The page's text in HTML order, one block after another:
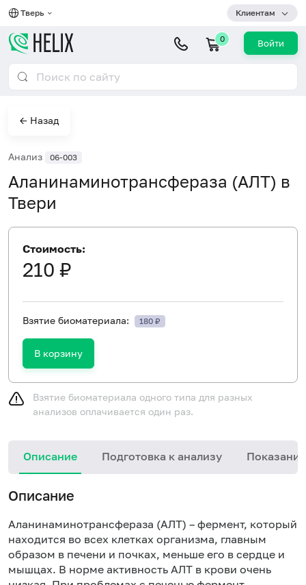
Тверь Клиентам
0 Войти
← Назад
Анализ 06-003
Аланинаминотрансфераза (АЛТ) в
Твери
Стоимость:
210 ₽
Взятие биоматериала: 180 ₽
В корзину
Взятие биоматериала одного типа для разных
анализов оплачивается один раз.
Описание Подготовка к анализу
Описание
Аланинаминотрансфераза (АЛТ) – фермент, который
находится во всех клетках организма, главным
образом в печени и почках, меньше его в сердце и
мышцах. В норме активность АЛТ в крови очень